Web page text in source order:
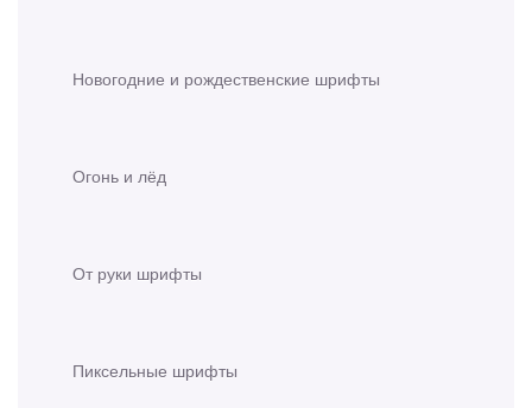
Новогодние и рождественские шрифты
Огонь и лёд
От руки шрифты
Пиксельные шрифты